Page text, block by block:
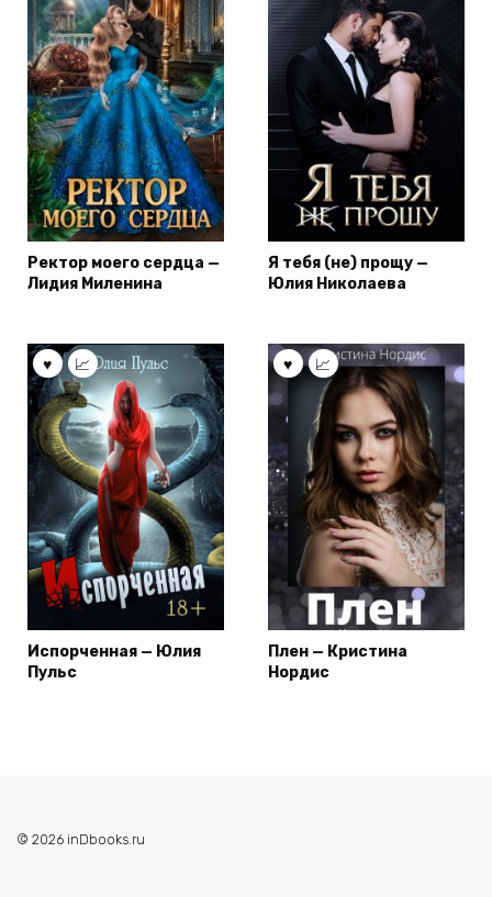
Ректор моего сердца —
Лидия Миленина
Я тебя (не) прощу —
Юлия Николаева
Испорченная — Юлия
Пульс
Плен — Кристина
Нордис
© 2026 inDbooks.ru